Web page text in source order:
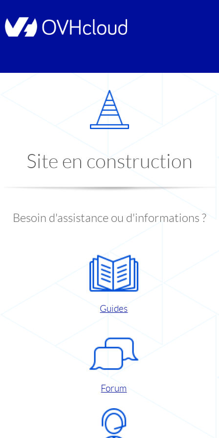
Site en construction
Besoin d'assistance ou d'informations ?
Guides
Forum